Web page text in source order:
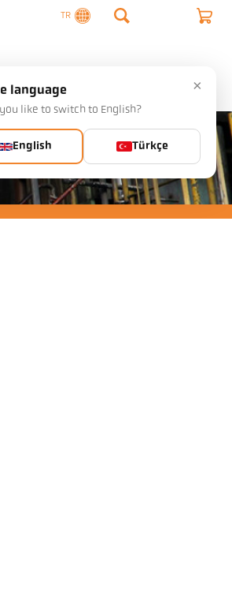
TR
İletişim ×
language
like to switch to English?
English Türkçe